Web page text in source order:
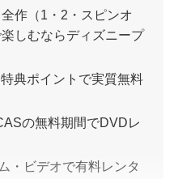
全作（1・2・スピンオ
しむならディズニープ
典ポイントで実質無料
の無料期間でDVDレ
・ビデオで有料レンタ